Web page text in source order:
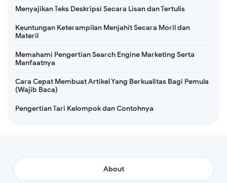
Menyajikan Teks Deskripsi Secara Lisan dan Tertulis
Keuntungan Keterampilan Menjahit Secara Moril dan
Materil
Memahami Pengertian Search Engine Marketing Serta
Manfaatnya
Cara Cepat Membuat Artikel Yang Berkualitas Bagi Pemula
(Wajib Baca)
Pengertian Tari Kelompok dan Contohnya
About